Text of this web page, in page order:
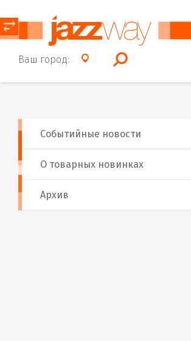
Ваш город:
⥂
Событийные новости
О товарных новинках
Архив